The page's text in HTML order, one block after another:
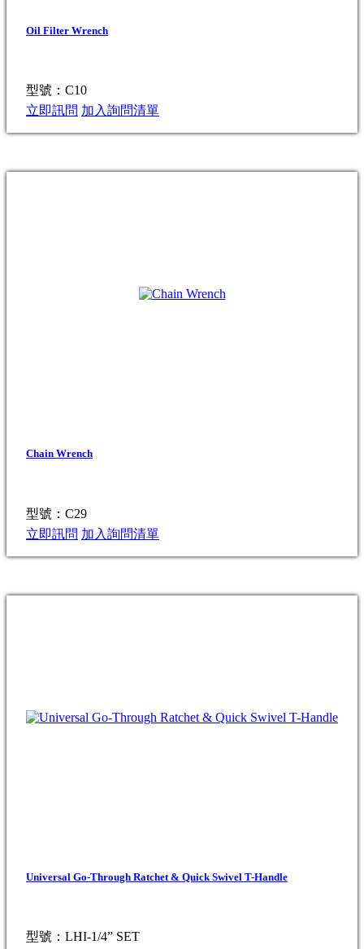
Oil Filter Wrench
型號：C10
立即訊問 加入詢問清單
Chain Wrench
型號：C29
立即訊問 加入詢問清單
Universal Go-Through Ratchet & Quick Swivel T-Handle
型號：LHI-1/4” SET